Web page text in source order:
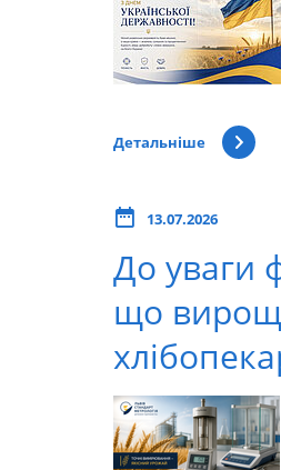
Детальніше
13.07.2026
До уваги
що